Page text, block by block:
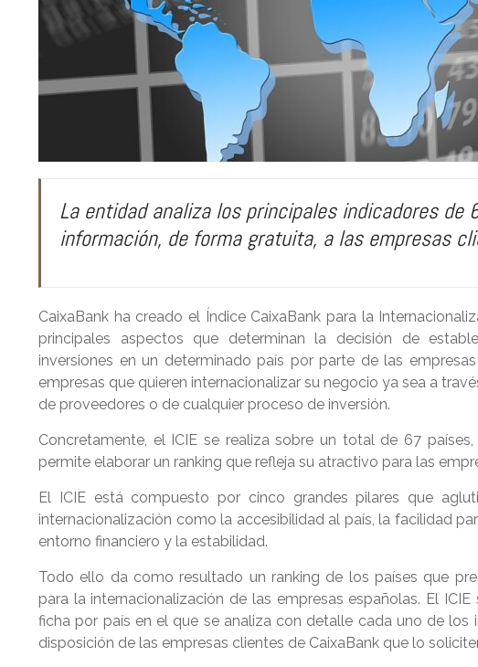
La entidad analiza los principales indicadores de
información, de forma gratuita, a las empresas
CaixaBank ha creado el Índice CaixaBank para la
principales aspectos que determinan la decisión de
inversiones en un determinado país por parte de las
empresas que quieren internacionalizar su negocio ya sea a
de proveedores o de cualquier proceso de inversión.
Concretamente, el ICIE se realiza sobre un total de 67
permite elaborar un ranking que refleja su atractivo para las
El ICIE está compuesto por cinco grandes pilares que
internacionalización como la accesibilidad al país, la facilidad
entorno financiero y la estabilidad.
Todo ello da como resultado un ranking de los países que
para la internacionalización de las empresas españolas. El
ficha por país en el que se analiza con detalle cada uno de los
disposición de las empresas clientes de CaixaBank que lo